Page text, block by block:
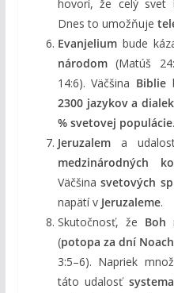
hovorí, že celý
Dnes to umožňuje
Evanjeliumbude
národom(Matúš
14:6). Väčšina Biblie
2300 jazykov a
% svetovej populácie.
Jeruzalema
medzinárodných
Väčšinasvetových
napätí v Jeruzaleme.
Skutočnosť, že Boh
(potopa za dní
3:5–6). Napriek
táto udalosť